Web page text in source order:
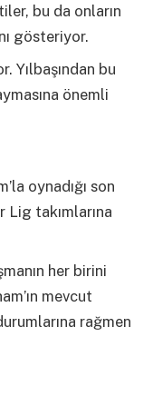
bu da onların
gösteriyor.
Yılbaşından bu
önemli
oynadığı son
Lig takımlarına
her birini
mevcut
rağmen